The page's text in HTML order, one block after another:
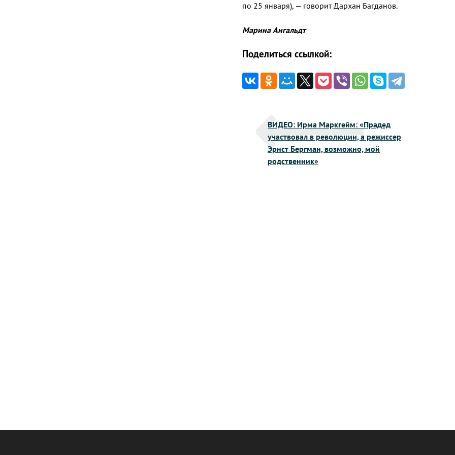
по 25 января), — говорит Дархан Багданов.
Марина Ангальдт
Поделиться ссылкой:
записям
ВИДЕО: Ирма Маркгейм: «Прадед
участвовал в революции, а режиссер
Эрнст Бергман, возможно, мой
родственник»